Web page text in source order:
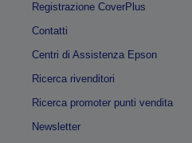
Registrazione CoverPlus
Contatti
Centri di Assistenza Epson
Ricerca rivenditori
Ricerca promoter punti vendita
Newsletter